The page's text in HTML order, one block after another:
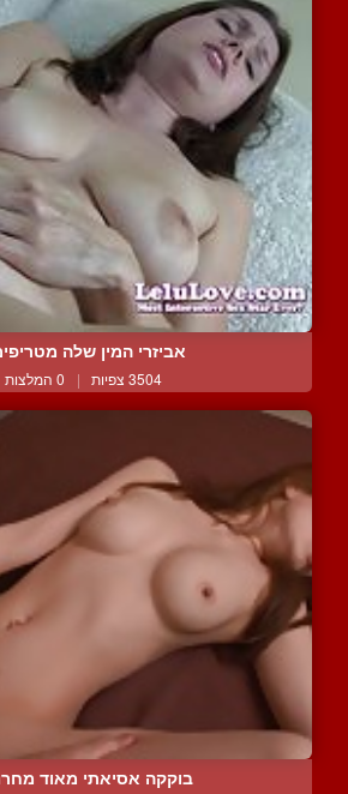
אביזרי המין שלה
3504 צפיות | 0 המלצות
בוקקה אסיאתי מאוד